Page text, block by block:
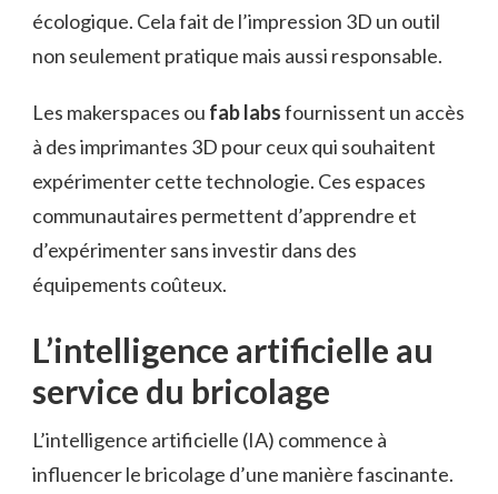
écologique. Cela fait de l’impression 3D un outil
non seulement pratique mais aussi responsable.
Les makerspaces ou fab labsfournissent un accès
à des imprimantes 3D pour ceux qui souhaitent
expérimenter cette technologie. Ces espaces
communautaires permettent d’apprendre et
d’expérimenter sans investir dans des
équipements coûteux.
L’intelligence artificielle au
service du bricolage
L’intelligence artificielle (IA) commence à
influencer le bricolage d’une manière fascinante.